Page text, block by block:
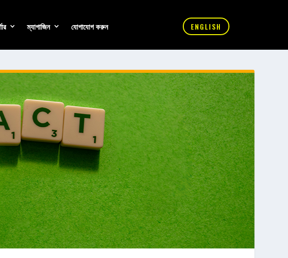
ম্যাগাজিন যোগাযোগ করুন ENGLISH